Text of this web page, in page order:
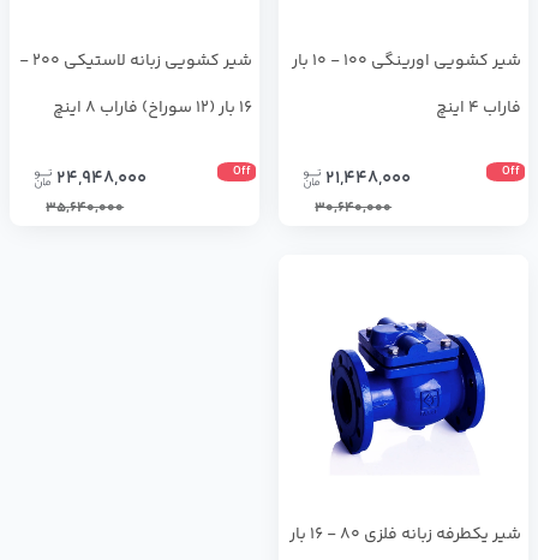
شیر کشویی اورینگی 100 - 10 بار
فاراب 4 اینچ
Off
21,448,000
30,640,000
شیر کشویی زبانه لاستیکی 200 -
16 بار (12 سوراخ) فاراب 8 اینچ
Off
24,948,000
35,640,000
شیر یکطرفه زبانه فلزی 80 - 16 بار